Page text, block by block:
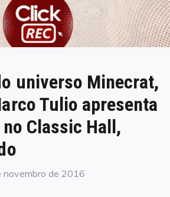
ClickREC
universo Minecrat,
Tulio apresenta
Classic Hall,
novembro de 2016